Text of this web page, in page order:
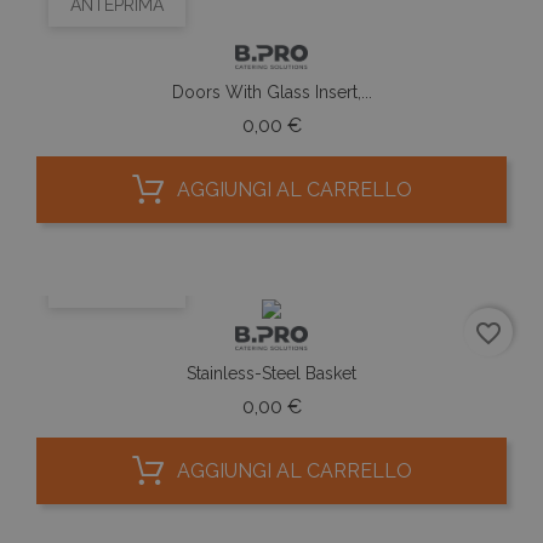
ANTEPRIMA
Doors With Glass Insert,...
0,00 €Prezzo
AGGIUNGI AL CARRELLO
Stainless-Steel Basket
0,00 €Prezzo
AGGIUNGI AL CARRELLO
favorite_border